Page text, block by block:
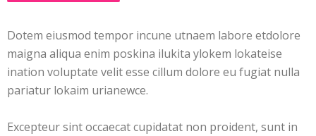
Dotem eiusmod tempor incune utnaem labore etdolore
maigna aliqua enim poskina ilukita ylokem lokateise
ination voluptate velit esse cillum dolore eu fugiat nulla
pariatur lokaim urianewce.
Excepteur sint occaecat cupidatat non proident, sunt in